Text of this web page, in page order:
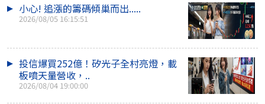
小心! 追漲的籌碼傾巢而出.....
2026/08/05 16:15:51
投信爆買252億！矽光子全村亮燈，載
板噴天量營收，..
2026/08/04 19:00:00